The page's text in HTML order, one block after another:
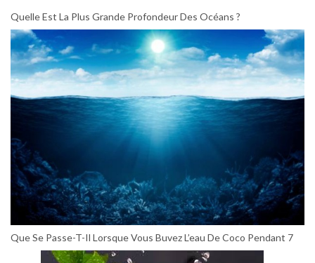
Quelle Est La Plus Grande Profondeur Des Océans ?
Que Se Passe-T-Il Lorsque Vous Buvez L’eau De Coco Pendant 7